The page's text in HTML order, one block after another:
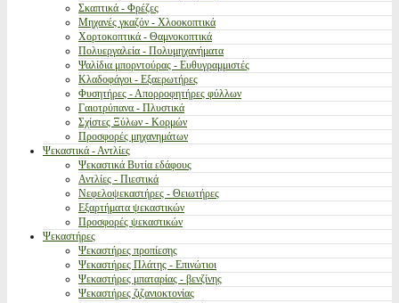
Σκαπτικά - Φρέζες
Μηχανές γκαζόν - Χλοοκοπτικά
Χορτοκοπτικά - Θαμνοκοπτικά
Πολυεργαλεία - Πολυμηχανήματα
Ψαλίδια μπορντούρας - Ευθυγραμμιστές
Κλαδοφάγοι - Εξαερωτήρες
Φυσητήρες - Απορροφητήρες φύλλων
Γαιοτρύπανα - Πλυστικά
Σχίστες Ξύλων - Κορμών
Προσφορές μηχανημάτων
Ψεκαστικά - Αντλίες
Ψεκαστικά Βυτία εδάφους
Αντλίες - Πιεστικά
Νεφελοψεκαστήρες - Θειωτήρες
Εξαρτήματα ψεκαστικών
Προσφορές ψεκαστικών
Ψεκαστήρες
Ψεκαστήρες προπίεσης
Ψεκαστήρες Πλάτης - Επινώτιοι
Ψεκαστήρες μπαταρίας - βενζίνης
Ψεκαστήρες ζιζανιοκτονίας